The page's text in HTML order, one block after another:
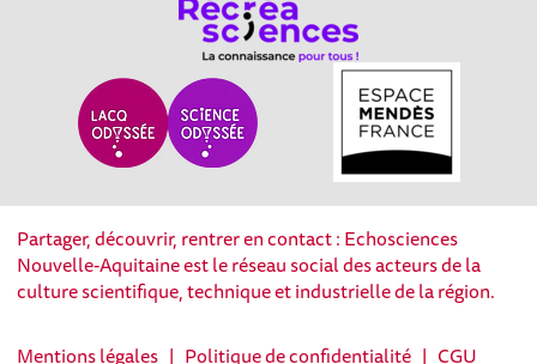
Partager, découvrir, rentrer en contact : Echosciences
Nouvelle-Aquitaine est le réseau social des acteurs de la
culture scientifique, technique et industrielle de la région.
Mentions légales | Politique de confidentialité | CGU